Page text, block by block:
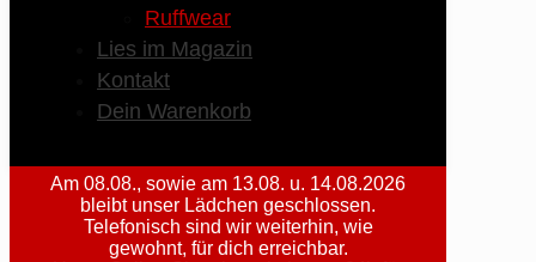
Ruffwear
Lies im Magazin
Kontakt
Dein Warenkorb
Am 08.08., sowie am 13.08. u. 14.08.2026
bleibt unser Lädchen geschlossen.
Telefonisch sind wir weiterhin, wie
gewohnt, für dich erreichbar.